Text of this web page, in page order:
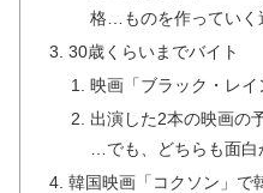
格…ものを作っていく
30歳くらいまでバイト
映画「ブラック・レ
出演した2本の映画の
…でも、どちらも面白
韓国映画「コクソン」で